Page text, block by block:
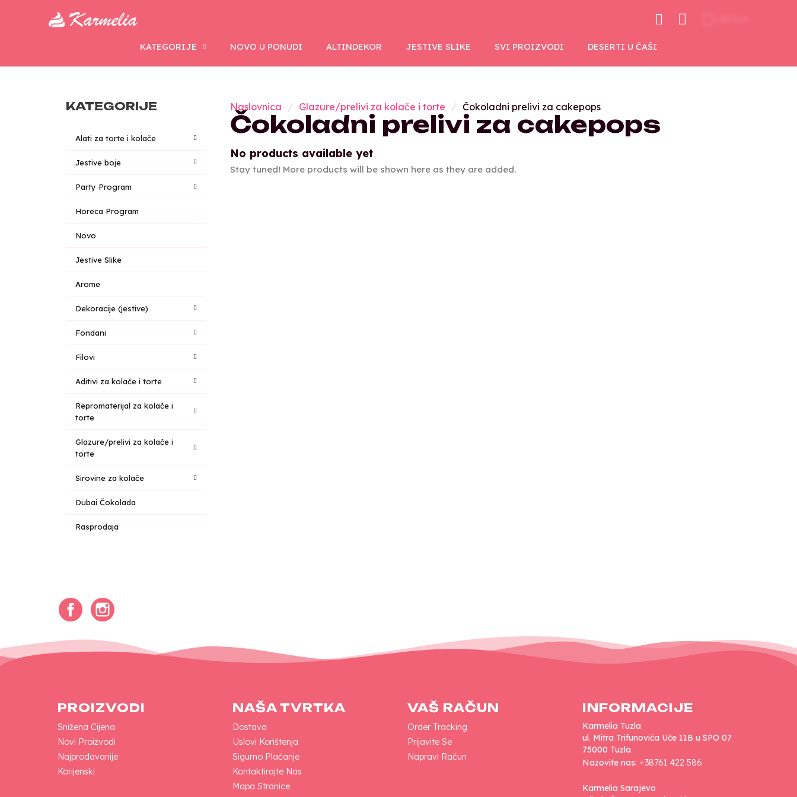
KATEGORIJE NOVO U PONUDI ALTINDEKOR JESTIVE SLIKE SVI PROIZVODI DESERTI U ČAŠI
KATEGORIJE
Alati za torte i kolače
Jestive boje
Party Program
Horeca Program
Novo
Jestive Slike
Arome
Dekoracije (jestive)
Fondani
Filovi
Aditivi za kolače i torte
Repromaterijal za kolače i
torte
Glazure/prelivi za kolače i
torte
Sirovine za kolače
Dubai Čokolada
Rasprodaja
Naslovnica Glazure/prelivi za kolače i torte Čokoladni prelivi za cakepops
Čokoladni prelivi za cakepops
No products available yet
Stay tuned! More products will be shown here as they are added.
Facebook
PROIZVODI
Snižena Cijena
Novi Proizvodi
Najprodavanije
Korijenski
NAŠA TVRTKA
Dostava
Uslovi Korištenja
Sigurno Plaćanje
Kontaktirajte Nas
Mapa Stranice
VAŠ RAČUN
Order Tracking
Prijavite Se
Napravi Račun
INFORMACIJE
Karmelia Tuzla
ul. Mitra Trifunovića Uče 11B u SPO 07
75000 Tuzla
Nazovite nas: +38761 422 586
Karmelia Sarajevo